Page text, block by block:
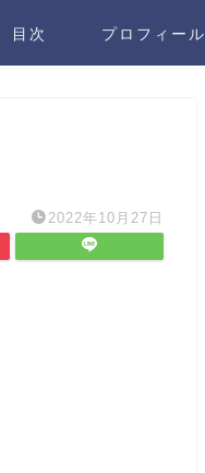
目次 プロフィール
2022年10月27日